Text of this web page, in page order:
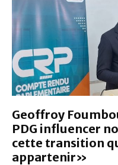
Geoffroy
PDG influencer
cette transition
appartenir»